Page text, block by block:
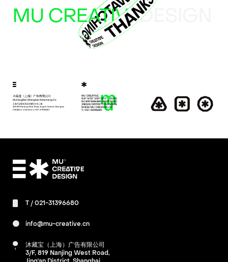
T / 021-31396680
info@mu-creative.cn
沐藏宝（上海）广告有限公司
3/F, 819 Nanjing West Road,